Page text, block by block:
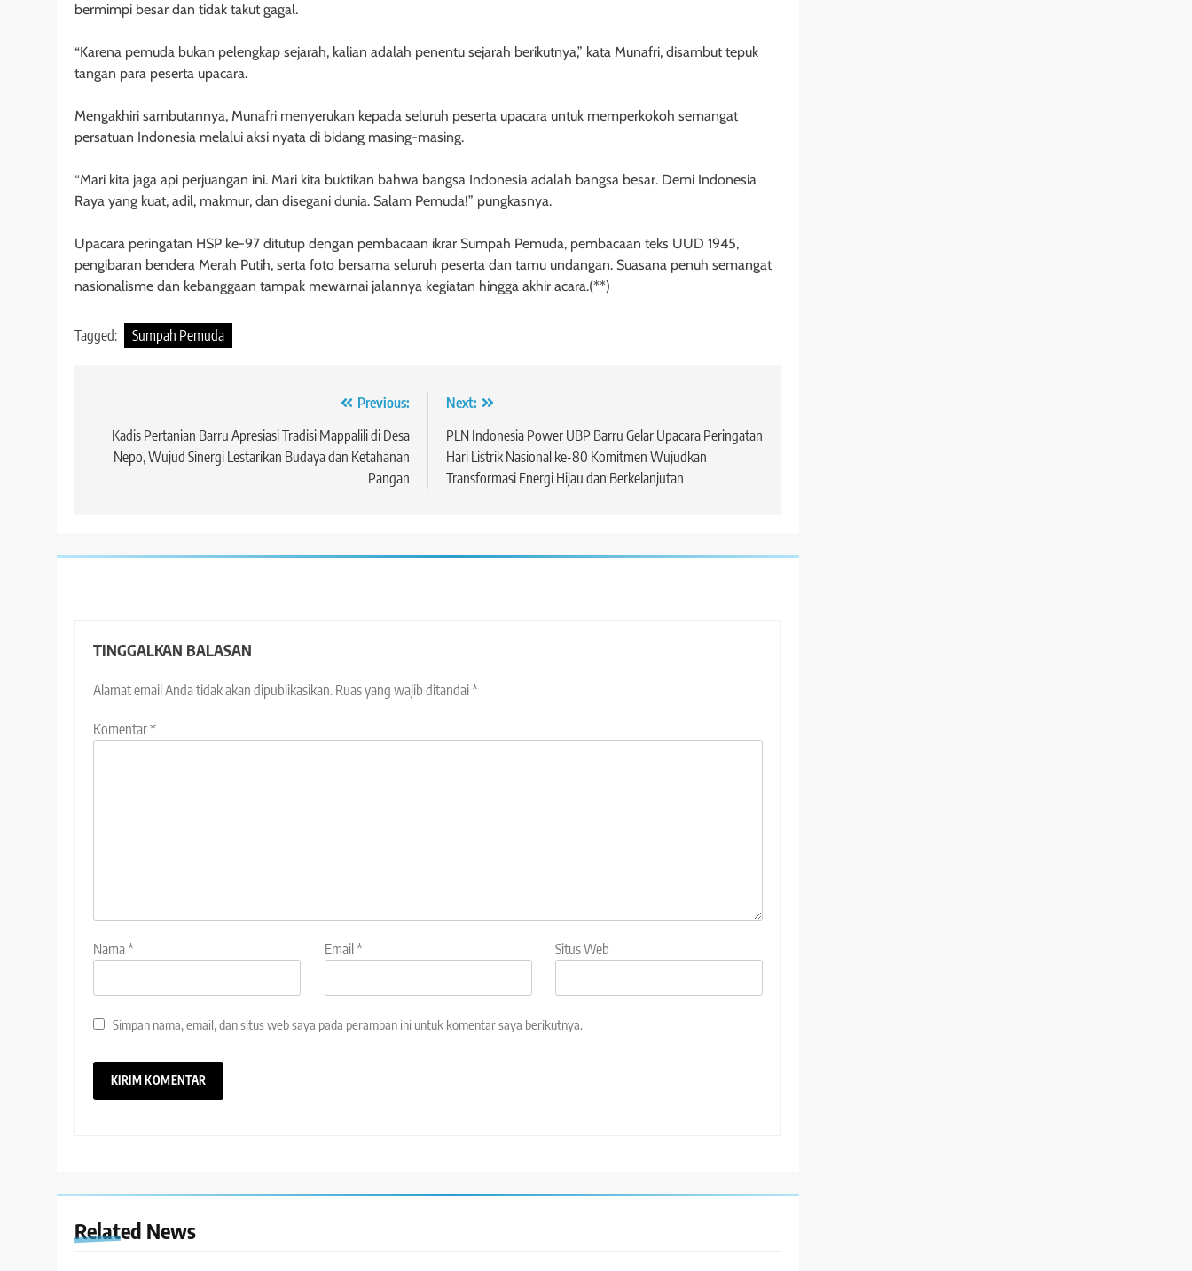
bermimpi besar dan tidak takut gagal.
“Karena pemuda bukan pelengkap sejarah, kalian adalah penentu sejarah berikutnya,” kata Munafri, disambut tepuk
tangan para peserta upacara.
Mengakhiri sambutannya, Munafri menyerukan kepada seluruh peserta upacara untuk memperkokoh semangat
persatuan Indonesia melalui aksi nyata di bidang masing-masing.
“Mari kita jaga api perjuangan ini. Mari kita buktikan bahwa bangsa Indonesia adalah bangsa besar. Demi Indonesia
Raya yang kuat, adil, makmur, dan disegani dunia. Salam Pemuda!” pungkasnya.
Upacara peringatan HSP ke-97 ditutup dengan pembacaan ikrar Sumpah Pemuda, pembacaan teks UUD 1945,
pengibaran bendera Merah Putih, serta foto bersama seluruh peserta dan tamu undangan. Suasana penuh semangat
nasionalisme dan kebanggaan tampak mewarnai jalannya kegiatan hingga akhir acara.(**)
Tagged: Sumpah Pemuda
pos
Previous:
Kadis Pertanian Barru Apresiasi Tradisi Mappalili di Desa
Nepo, Wujud Sinergi Lestarikan Budaya dan Ketahanan
Pangan
Next:
PLN Indonesia Power UBP Barru Gelar Upacara Peringatan
Hari Listrik Nasional ke-80 Komitmen Wujudkan
Transformasi Energi Hijau dan Berkelanjutan
TINGGALKAN BALASAN
Alamat email Anda tidak akan dipublikasikan. Ruas yang wajib ditandai*
Komentar*
Nama* Email * Situs Web
Simpan nama, email, dan situs web saya pada peramban ini untuk komentar saya berikutnya.
Related News